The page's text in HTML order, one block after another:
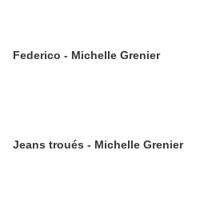
Federico - Michelle Grenier
Jeans troués - Michelle Grenier